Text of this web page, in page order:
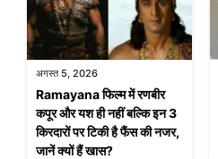
अगस्त 5, 2026
Ramayana फिल्म में रणबीर
कपूर और यश ही नहीं बल्कि इन 3
किरदारों पर टिकी है फैंस की नजर,
जानें क्यों हैं खास?